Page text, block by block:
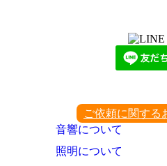
ご依頼に関する
音響について
照明について